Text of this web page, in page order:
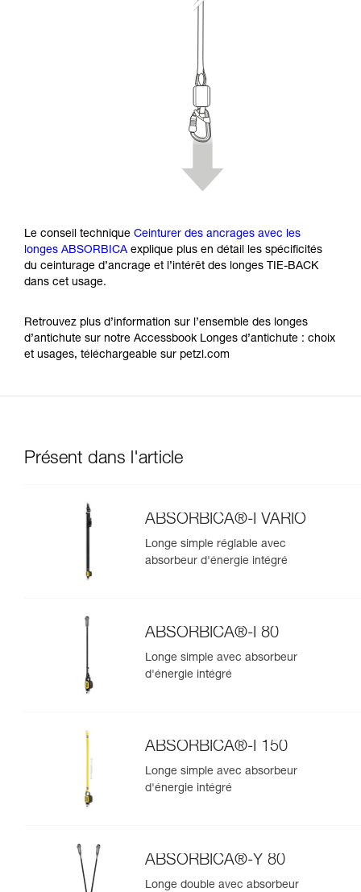
Le conseil technique Ceinturer des ancrages avec les
longes ABSORBICA explique plus en détail les spécificités
du ceinturage d’ancrage et l’intérêt des longes TIE-BACK
dans cet usage.
Retrouvez plus d’information sur l’ensemble des longes
d’antichute sur notre Accessbook Longes d’antichute : choix
et usages, téléchargeable sur petzl.com
Présent dans l'article
ABSORBICA®-I VARIO
Longe simple réglable avec
absorbeur d'énergie intégré
ABSORBICA®-I 80
Longe simple avec absorbeur
d'énergie intégré
ABSORBICA®-I 150
Longe simple avec absorbeur
d'énergie intégré
ABSORBICA®-Y 80
Longe double avec absorbeur